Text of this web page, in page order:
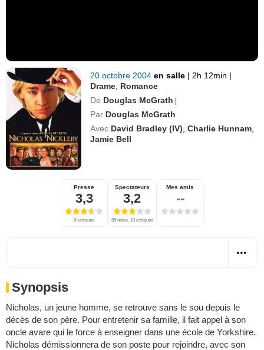
20 octobre 2004en salle | 2h 12min |
Drame Romance
De Douglas McGrath |
Par Douglas McGrath
Avec David Bradley (IV) ,Charlie Hunnam
Jamie Bell
Presse
3,3
8 critiques
Spectateurs
3,2
85 notes, 10 critiques
Mes amis
--
Synopsis
Nicholas, un jeune homme, se retrouve sans le sou depuis le
décès de son père. Pour entretenir sa famille, il fait appel à son
oncle avare qui le force à enseigner dans une école de Yorkshire.
Nicholas démissionnera de son poste pour rejoindre, avec son